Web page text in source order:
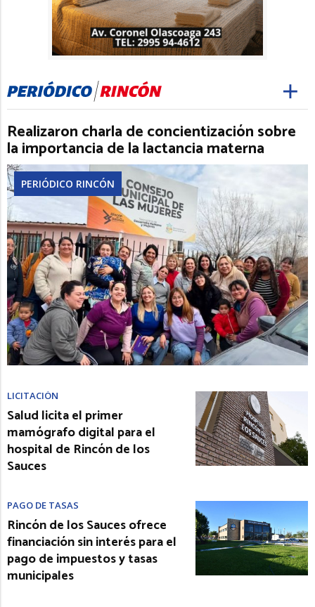
Realizaron charla de concientización sobre
la importancia de la lactancia materna
PERIÓDICO RINCÓN
LICITACIÓN
Salud licita el primer
mamógrafo digital para el
hospital de Rincón de los
Sauces
PAGO DE TASAS
Rincón de los Sauces ofrece
financiación sin interés para el
pago de impuestos y tasas
municipales